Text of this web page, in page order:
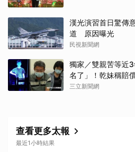
漢光演習首日驚傳
道 原因曝光
民視新聞網
獨家／雙親苦等近
名了」！乾妹稱賠
三立新聞網
查看更多太報
最近1小時結果